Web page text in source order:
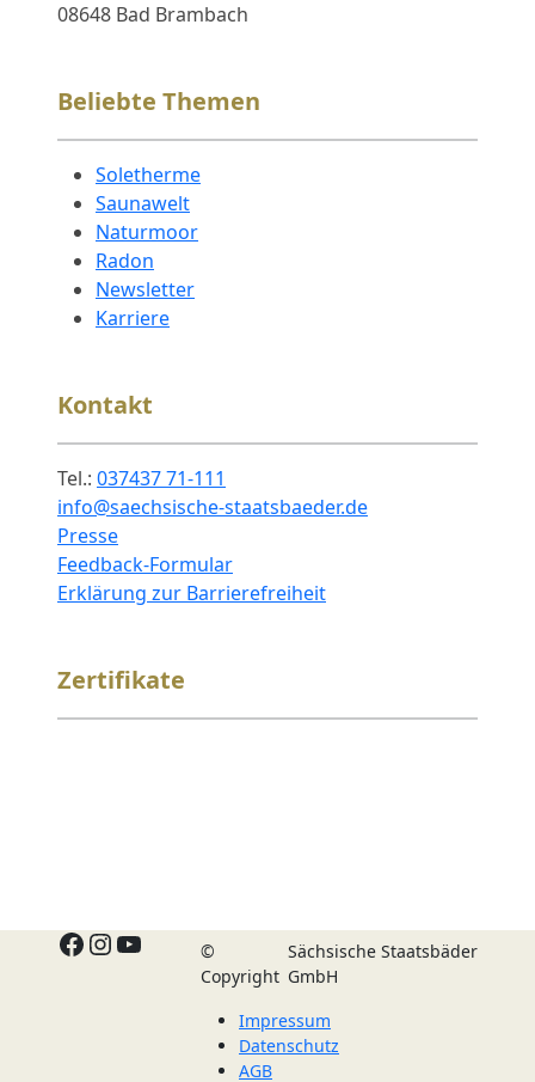
08648 Bad Brambach
Beliebte Themen
Soletherme
Saunawelt
Naturmoor
Radon
Newsletter
Karriere
Kontakt
Tel.: 037437 71-111
info@saechsische-staatsbaeder.de
Presse
Feedback-Formular
Erklärung zur Barrierefreiheit
Zertifikate
Facebook
Instagram
YouTube
©
Copyright
Sächsische Staatsbäder
GmbH
Impressum
Datenschutz
AGB